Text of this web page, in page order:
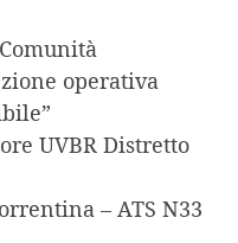
operativa
UVBR Distretto
– ATS N33